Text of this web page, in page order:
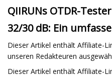
QIIRUNs OTDR-
32/30 dB: Ein
Dieser Artikel enthält Affiliate-
unseren Redakteuren
Dieser Artikel enthält Affiliate-